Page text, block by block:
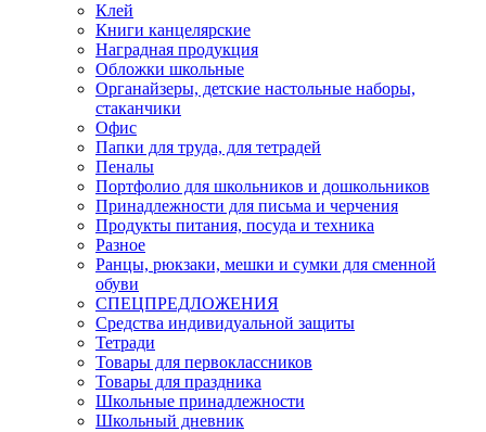
Клей
Книги канцелярские
Наградная продукция
Обложки школьные
Органайзеры, детские настольные наборы,
стаканчики
Офис
Папки для труда, для тетрадей
Пеналы
Портфолио для школьников и дошкольников
Принадлежности для письма и черчения
Продукты питания, посуда и техника
Разное
Ранцы, рюкзаки, мешки и сумки для сменной
обуви
СПЕЦПРЕДЛОЖЕНИЯ
Средства индивидуальной защиты
Тетради
Товары для первоклассников
Товары для праздника
Школьные принадлежности
Школьный дневник